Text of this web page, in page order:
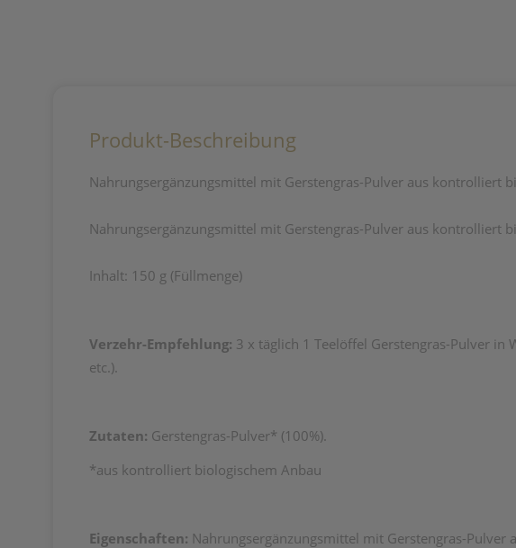
Produkt-Beschreibung
Nahrungsergänzungsmittel mit Gerstengras-Pulver aus kontrolliert
Nahrungsergänzungsmittel mit Gerstengras-Pulver aus kontrolliert
Inhalt: 150 g (Füllmenge)
Verzehr-Empfehlung: 3 x täglich 1 Teelöffel Gerstengras-Pulver in
etc.).
Zutaten: Gerstengras-Pulver* (100%).
*aus kontrolliert biologischem Anbau
Eigenschaften: Nahrungsergänzungsmittel mit Gerstengras-